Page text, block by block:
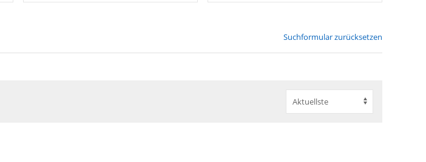
Suchformular zurücksetzen